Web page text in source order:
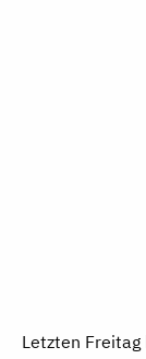
Letzten